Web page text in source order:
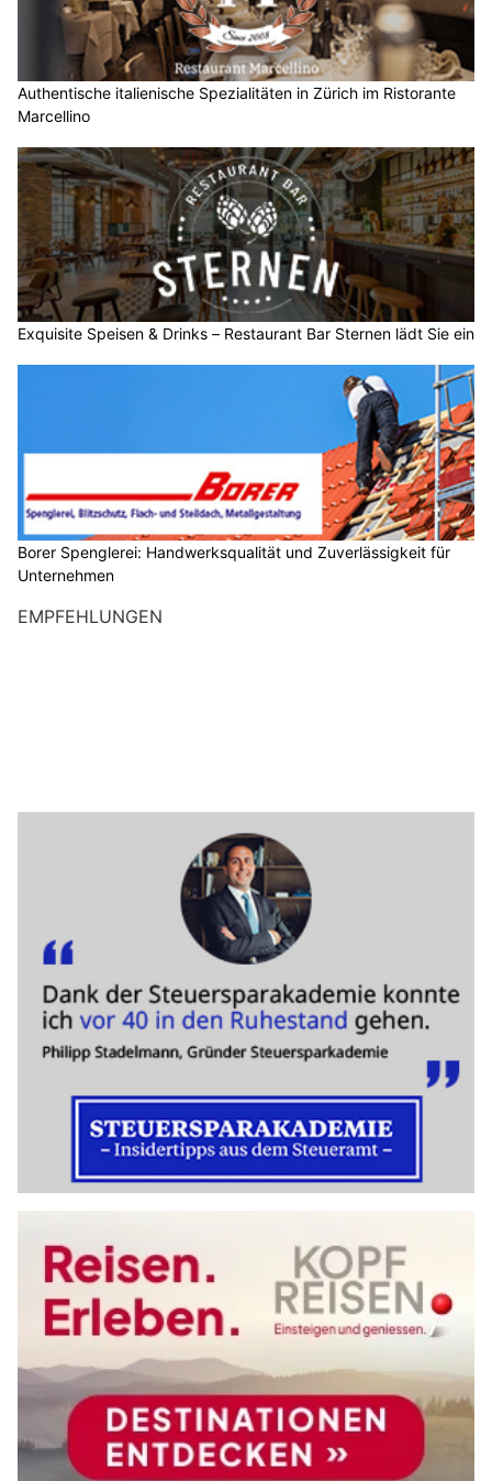
Authentische italienische Spezialitäten in Zürich im Ristorante
Marcellino
Exquisite Speisen & Drinks – Restaurant Bar Sternen lädt Sie ein
Borer Spenglerei: Handwerksqualität und Zuverlässigkeit für
Unternehmen
EMPFEHLUNGEN